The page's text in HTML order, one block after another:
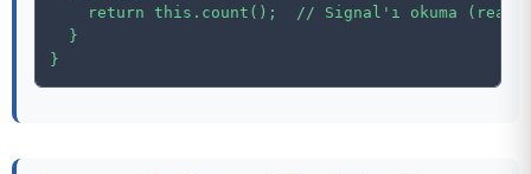
return this.count();  // Signal'ı okuma (read
  }
}